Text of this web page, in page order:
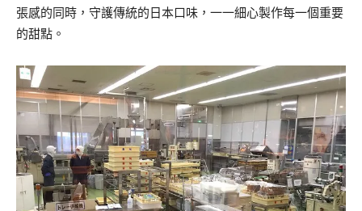
張感的同時，守護傳統的日本口味，一一細心製作每一個重要
的甜點。